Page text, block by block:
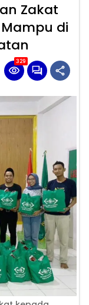
Zakat
di
329